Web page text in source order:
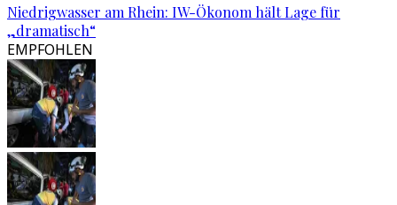
Niedrigwasser am Rhein: IW-Ökonom hält Lage für
„dramatisch“
EMPFOHLEN